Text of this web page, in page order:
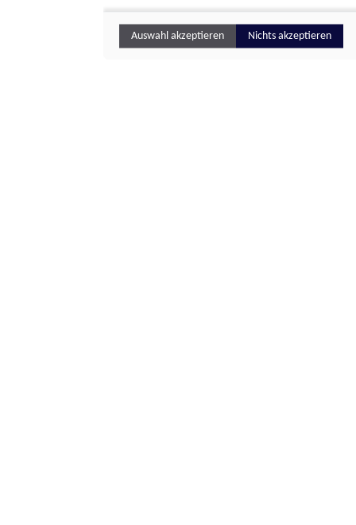
Auswahl akzeptieren Nichts akzeptieren